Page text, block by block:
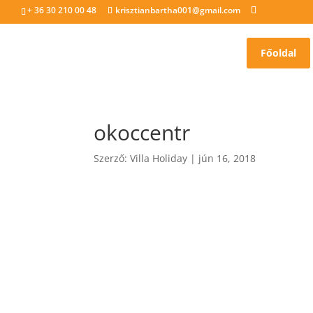
+ 36 30 210 00 48 krisztianbartha001@gmail.com
Főoldal
okoccentr
Szerző:Villa Holiday | jún 16, 2018